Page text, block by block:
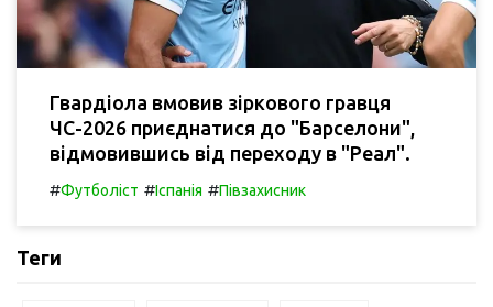
Гвардіола вмовив зіркового гравця
ЧС-2026 приєднатися до "Барселони",
відмовившись від переходу в "Реал".
#Футболіст #Іспанія #Півзахисник
Теги